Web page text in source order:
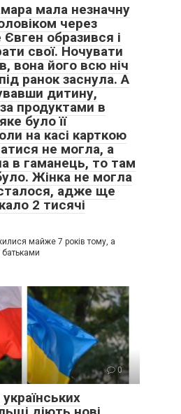
мала незначну
через
образився і
свої. Ночувати
вона його всю ніч
ранок заснула. А
дитину,
продуктами в
було її
на касі карткою
не могла, а
в гаманець, то там
Жінка не могла
адже ще
2 тисячі
майже 7 років тому, а
батьками
0